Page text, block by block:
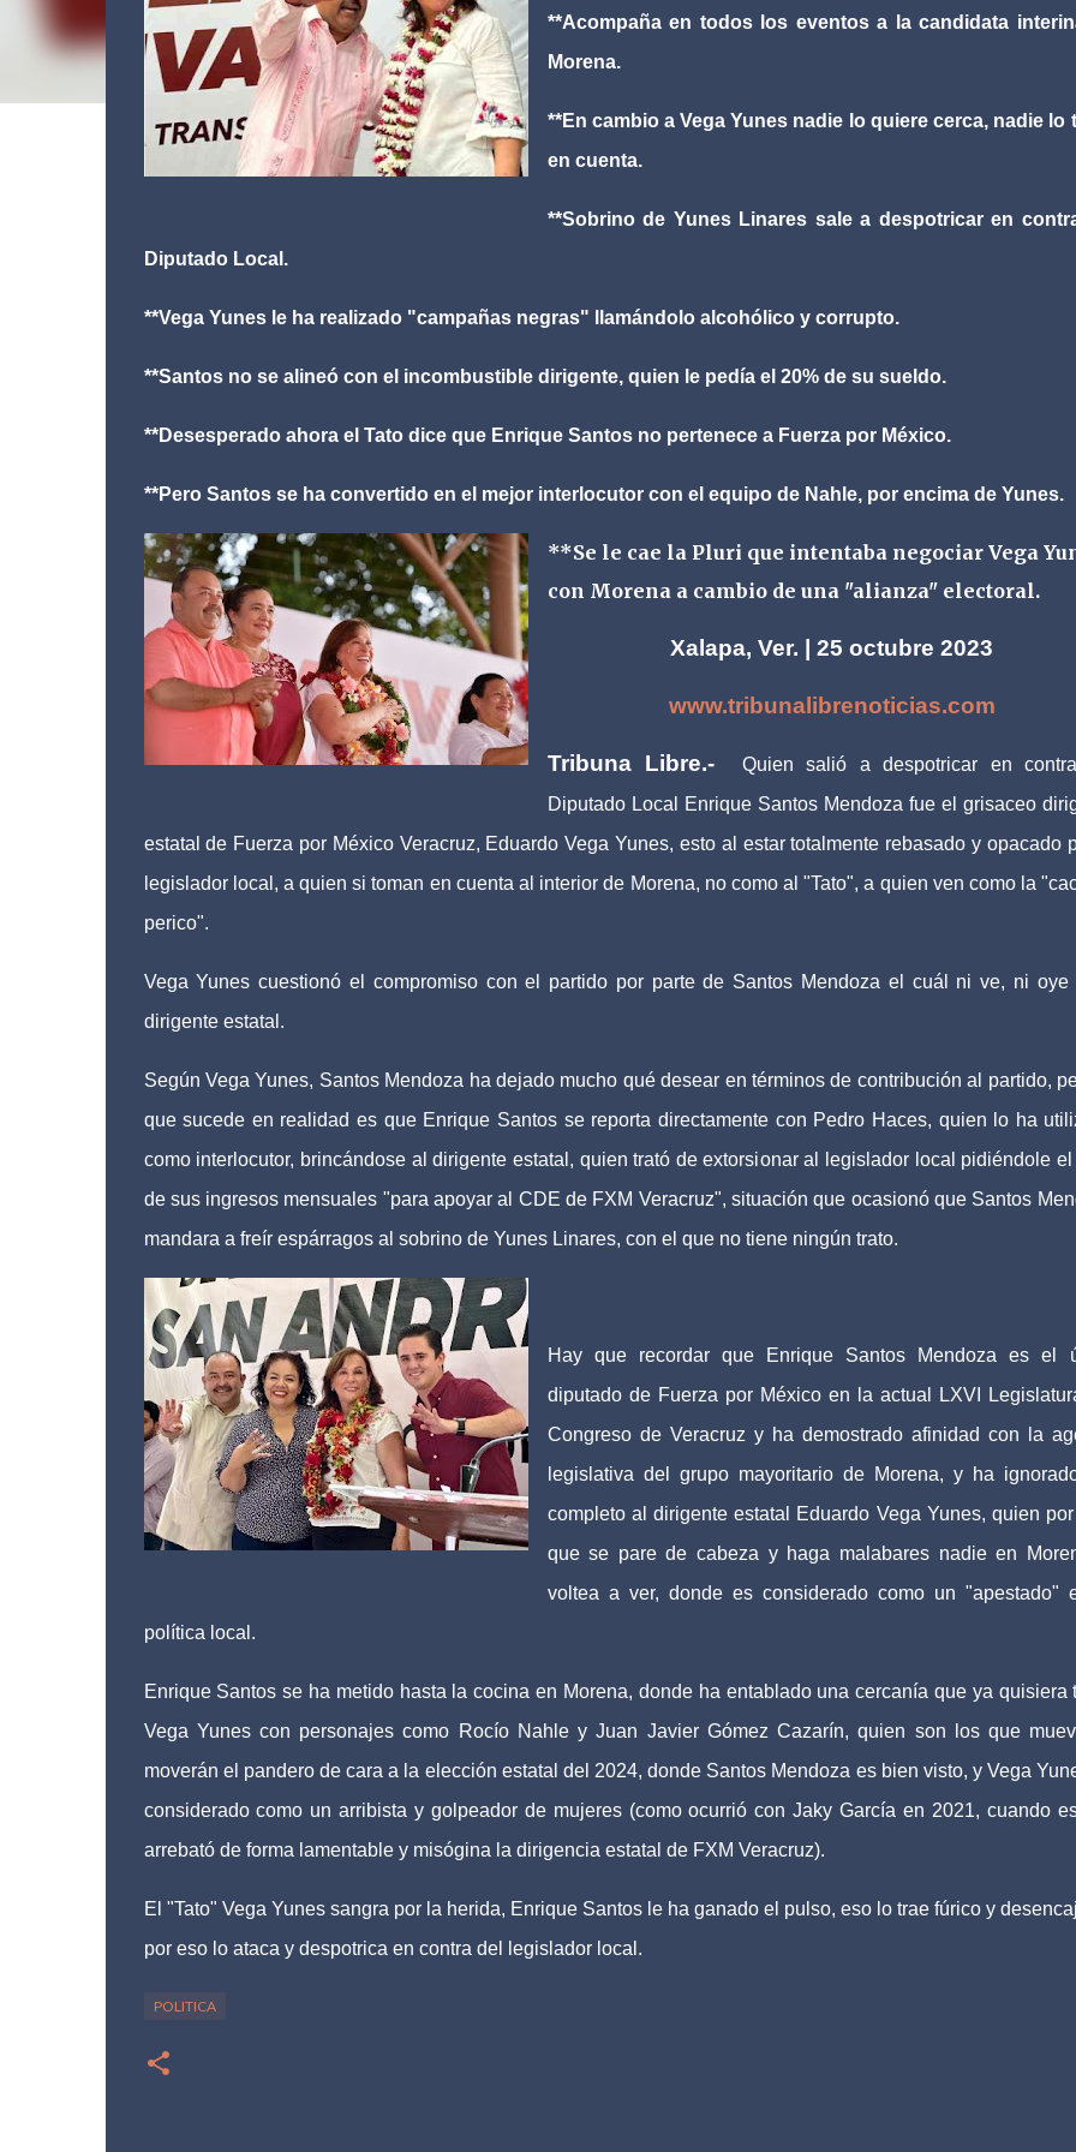
**Acompaña en todos los eventos a la candidata
Morena.
**En cambio a Vega Yunes nadie lo quiere cerca, nadie lo
en cuenta.
**Sobrino de Yunes Linares sale a despotricar en
Diputado Local.
**Vega Yunes le ha realizado "campañas negras" llamándolo alcohólico y corrupto.
**Santos no se alineó con el incombustible dirigente, quien le pedía el 20% de su sueldo.
**Desesperado ahora el Tato dice que Enrique Santos no pertenece a Fuerza por México.
**Pero Santos se ha convertido en el mejor interlocutor con el equipo de Nahle, por encima de Yunes.
**Se le cae la Pluri que intentaba negociar Vega
con Morena a cambio de una "alianza" electoral.
Xalapa, Ver. | 25 octubre 2023
www.tribunalibrenoticias.com
Tribuna Libre.-
Quien salió a despotricar en
Diputado Local Enrique Santos Mendoza fue el grisaceo
estatal de Fuerza por México Veracruz, Eduardo Vega Yunes, esto al estar totalmente rebasado y opacado
legislador local, a quien si toman en cuenta al interior de Morena, no como al "Tato", a quien ven como la
perico".
Vega Yunes cuestionó el compromiso con el partido por parte de Santos Mendoza el cuál ni ve, ni oye
dirigente estatal.
Según Vega Yunes, Santos Mendoza ha dejado mucho qué desear en términos de contribución al partido,
que sucede en realidad es que Enrique Santos se reporta directamente con Pedro Haces, quien lo ha
como interlocutor, brincándose al dirigente estatal, quien trató de extorsionar al legislador local pidiéndole el
de sus ingresos mensuales "para apoyar al CDE de FXM Veracruz", situación que ocasionó que Santos
mandara a freír espárragos al sobrino de Yunes Linares, con el que no tiene ningún trato.
Hay que recordar que Enrique Santos Mendoza es el
diputado de Fuerza por México en la actual LXVI
Congreso de Veracruz y ha demostrado afinidad con la
legislativa del grupo mayoritario de Morena, y ha
completo al dirigente estatal Eduardo Vega Yunes, quien
que se pare de cabeza y haga malabares nadie en
voltea a ver, donde es considerado como un "apestado"
política local.
Enrique Santos se ha metido hasta la cocina en Morena, donde ha entablado una cercanía que ya quisiera
Vega Yunes con personajes como Rocío Nahle y Juan Javier Gómez Cazarín, quien son los que
moverán el pandero de cara a la elección estatal del 2024, donde Santos Mendoza es bien visto, y Vega
considerado como un arribista y golpeador de mujeres (como ocurrió con Jaky García en 2021, cuando
arrebató de forma lamentable y misógina la dirigencia estatal de FXM Veracruz).
El "Tato" Vega Yunes sangra por la herida, Enrique Santos le ha ganado el pulso, eso lo trae fúrico y
por eso lo ataca y despotrica en contra del legislador local.
POLITICA